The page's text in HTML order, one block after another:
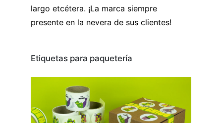
largo etcétera. ¡La marca siempre
presente en la nevera de sus clientes!
Etiquetas para paquetería